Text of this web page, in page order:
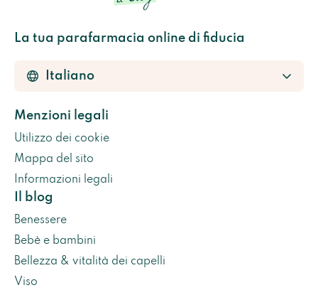
La tua parafarmacia online di fiducia
Menzioni legali
Utilizzo dei cookie
Mappa del sito
Informazioni legali
Il blog
Benessere
Bebè e bambini
Bellezza & vitalità dei capelli
Viso